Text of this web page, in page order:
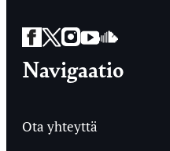
Facebook
Twitter
Instagram
YouTube
Navigaatio
Ota yhteyttä